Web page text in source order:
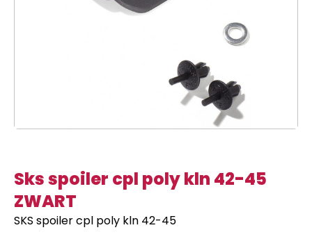
Sks spoiler cpl poly kln 42-45
ZWART
SKS spoiler cpl poly kln 42-45